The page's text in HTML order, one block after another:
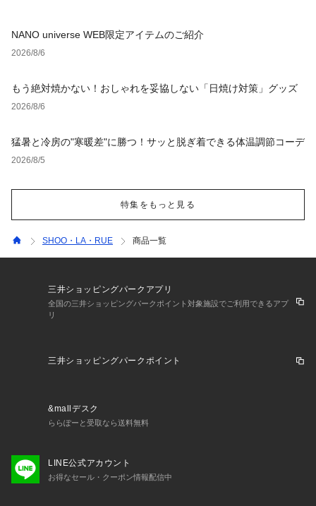
NANO universe WEB限定アイテムのご紹介
2026/8/6
もう絶対焼かない！おしゃれを妥協しない「日焼け対策」グッズ
2026/8/6
猛暑と冷房の"寒暖差"に勝つ！サッと脱ぎ着できる体温調節コーデ
2026/8/5
特集をもっと見る
SHOO・LA・RUE 商品一覧
三井ショッピングパークアプリ
全国の三井ショッピングパークポイント対象施設でご利用できるアプ
リ
三井ショッピングパークポイント
&mallデスク
ららぽーと受取なら送料無料
LINE公式アカウント
お得なセール・クーポン情報配信中